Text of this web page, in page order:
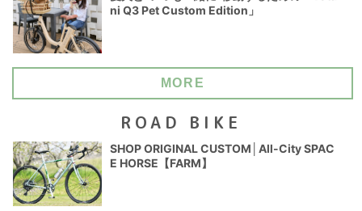
ni Q3 Pet Custom Edition」
MORE
ROAD BIKE
SHOP ORIGINAL CUSTOM│All-City SPAC
E HORSE【FARM】